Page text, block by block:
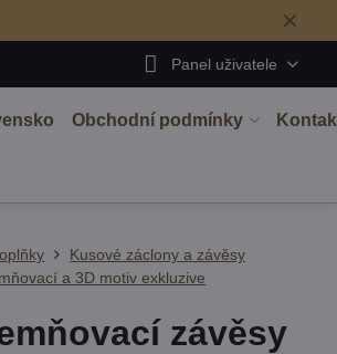
✕
Panel uživatele
Obchodní podmínky
Kusové záclony a závěsy
a 3D motiv exkluzive
závěsy